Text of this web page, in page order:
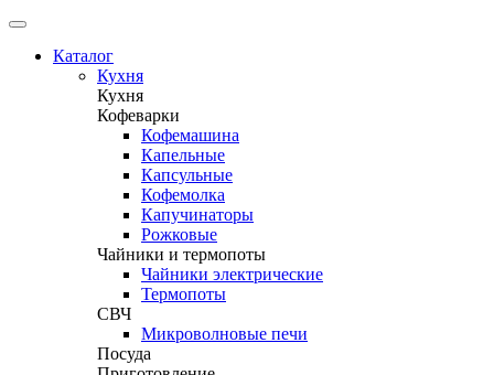
Каталог
Кухня
Кухня
Кофеварки
Кофемашина
Капельные
Капсульные
Кофемолка
Капучинаторы
Рожковые
Чайники и термопоты
Чайники электрические
Термопоты
СВЧ
Микроволновые печи
Посуда